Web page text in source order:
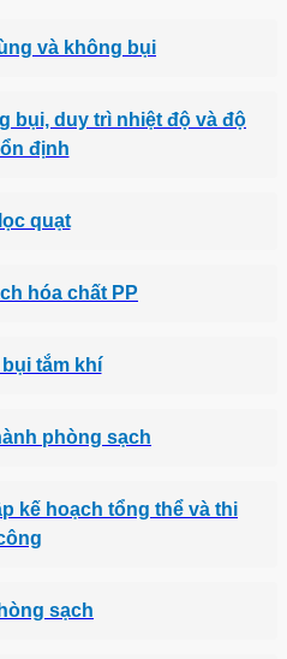
và không bụi
bụi, duy trì nhiệt độ và độ
định
quạt
hóa chất PP
tắm khí
phòng sạch
kế hoạch tổng thể và thi
sạch